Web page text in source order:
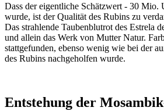
Dass der eigentliche Schätzwert - 30 Mio.
wurde, ist der Qualität des Rubins zu
Das strahlende Taubenblutrot des Estrela
und allein das Werk von Mutter Natur.
stattgefunden, ebenso wenig wie bei der
des Rubins nachgeholfen wurde.
Entstehung der